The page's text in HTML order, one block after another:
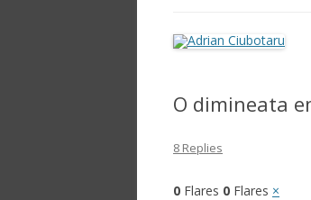
O dimineata
8 Replies
0 Flares 0 Flares ×